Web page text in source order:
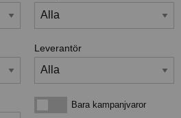
Leverantör
Bara kampanjvarorBara kampanjvaror